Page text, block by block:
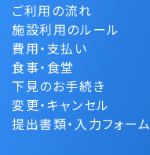
ご利用の流れ
施設利用のルール
費用・支払い
食事・食堂
下見のお手続き
変更・キャンセル
提出書類・入力フォーム